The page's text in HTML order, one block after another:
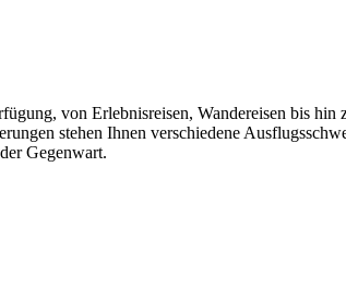
von Erlebnisreisen, Wandereisen bis
stehen Ihnen verschiedene
Gegenwart.